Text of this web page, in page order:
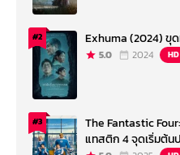
#2 Exhuma (2024) ขุ
5.0 2024 HD
#3
The Fantastic
แทสติก 4 จุดเริ่มต้น